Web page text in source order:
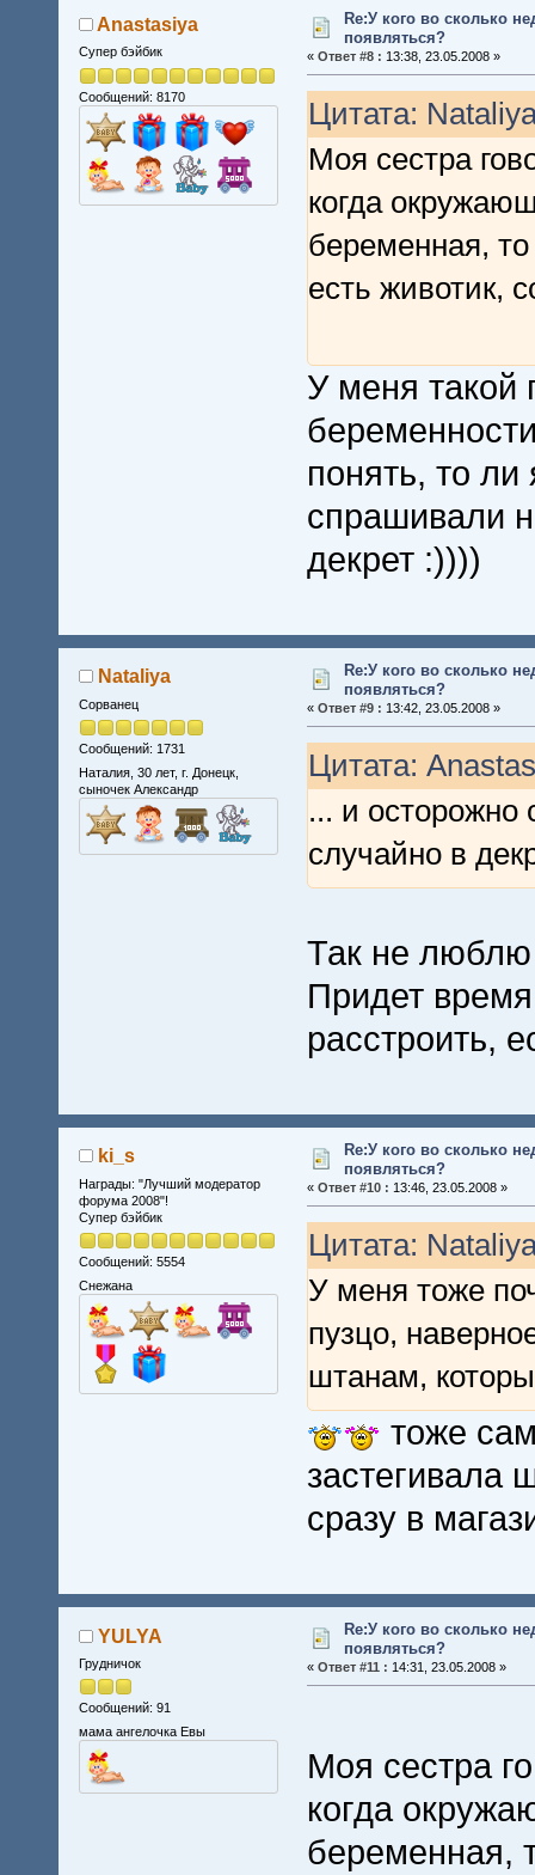
Anastasiya
Супер бэйбик
Сообщений: 8170
Re:У кого во сколько
появляться?
« Ответ #8 : 13:38, 23.05.2008 »
Цитата:
Моя сестра
когда
беременная,
есть животик,
У меня
понять, то
спрашивали
декрет :))))
Nataliya
Сорванец
Сообщений: 1731
Наталия, 30 лет, г. Донецк,
сыночек Александр
Re:У кого во сколько
появляться?
« Ответ #9 : 13:42, 23.05.2008 »
Цитата:
... и
случайно в
Так не люблю
Придет
расстроить,
ki_s
Награды: "Лучший модератор
форума 2008"!
Супер бэйбик
Сообщений: 5554
Снежана
Re:У кого во сколько
появляться?
« Ответ #10 : 13:46, 23.05.2008 »
Цитата:
У меня тоже
пузцо,
штанам,
тоже
застегивала
сразу в
YULYA
Грудничок
Сообщений: 91
мама ангелочка Евы
Re:У кого во сколько
появляться?
« Ответ #11 : 14:31, 23.05.2008 »
Моя сестра
когда
беременная,